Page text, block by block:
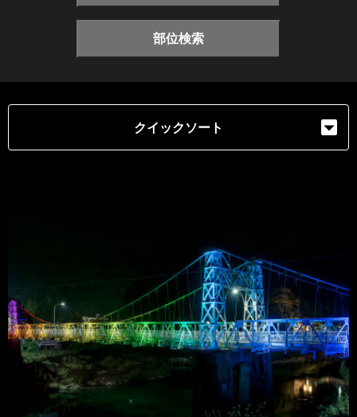
部位検索
クイックソート